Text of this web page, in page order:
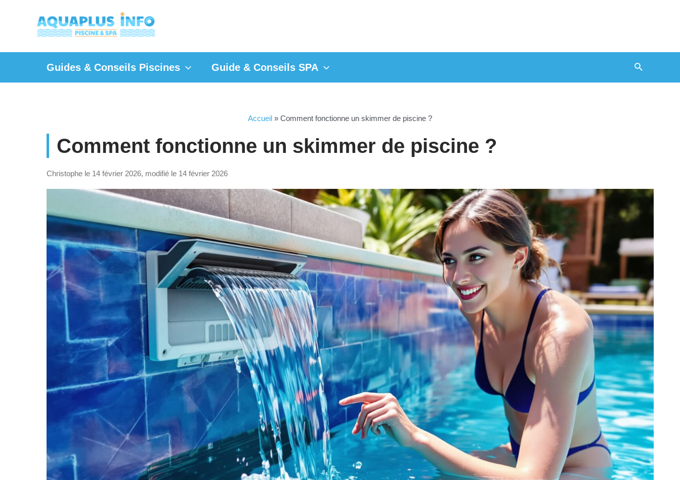
Guides & Conseils Piscines Guide & Conseils SPA
Accueil » Comment fonctionne un skimmer de piscine ?
Comment fonctionne un skimmer de piscine ?
Christophe le 14 février 2026, modifié le 14 février 2026